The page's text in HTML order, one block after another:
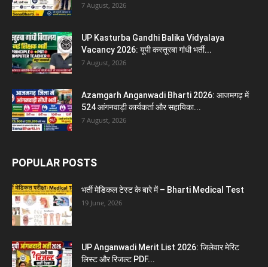
7 August, 2026
UP Kasturba Gandhi Balika Vidyalaya
Vacancy 2026: यूपी कस्तूरबा गांधी भर्ती...
7 August, 2026
Azamgarh Anganwadi Bharti 2026: आजमगढ़ में
524 आंगनवाड़ी कार्यकर्ता और सहायिका...
7 August, 2026
POPULAR POSTS
भर्ती मेडिकल टेस्ट के बारे में – Bharti Medical Test
19 June, 2026
UP Anganwadi Merit List 2026: जिलेवार मेरिट
लिस्ट और रिजल्ट PDF...